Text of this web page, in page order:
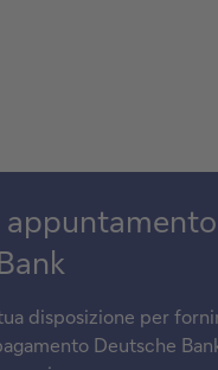
disposizione per
Deutsche